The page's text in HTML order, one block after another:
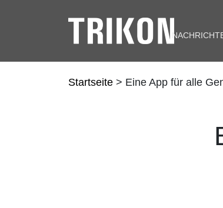
Startseite > Eine App für alle